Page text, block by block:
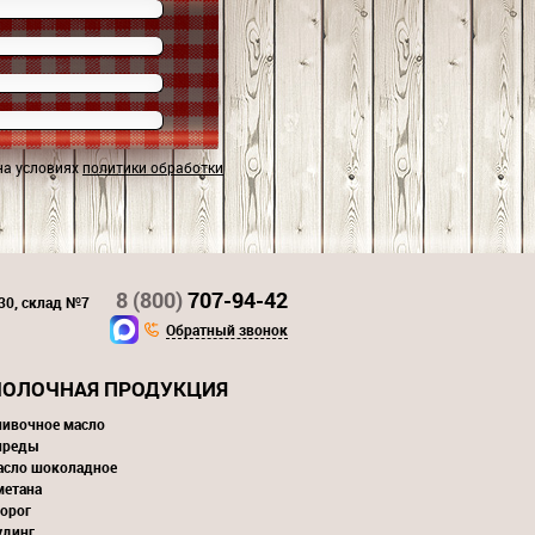
условияхполитики обработки
склад №7 8 (800)707-94-42
Обратный звонок
ПРОДУКЦИЯ
масло
шоколадное